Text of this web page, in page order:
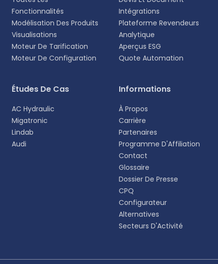
Sélectionnez votre langue
Choisissez votre langue préférée pour une
expérience plus personnalisée.
Svenska
Fonctionnalités
Modélisation Des Produits
Visualisations
Moteur De Tarification
Moteur De Configuration
Intégrations
Plateforme Revendeurs
Analytique
Aperçus ESG
Quote Automation
Études De Cas
AC Hydraulic
Migatronic
Lindab
Audi
Informations
À Propos
Carrière
Partenaires
Programme D'Affiliation
Contact
Glossaire
Dossier De Presse
CPQ
Configurateur
Alternatives
Secteurs D'Activité